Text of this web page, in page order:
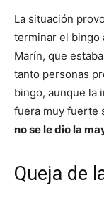
La situación
terminar el bingo
Marín, que
tanto personas
bingo, aunque la
fuera muy fuerte
no se le dio la
Queja de